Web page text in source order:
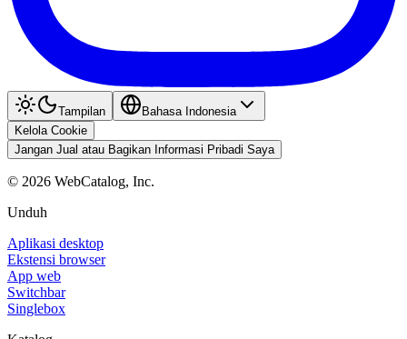
Tampilan
Bahasa Indonesia
Kelola Cookie
Jangan Jual atau Bagikan Informasi Pribadi Saya
© 2026 WebCatalog, Inc.
Unduh
Aplikasi desktop
Ekstensi browser
App web
Switchbar
Singlebox